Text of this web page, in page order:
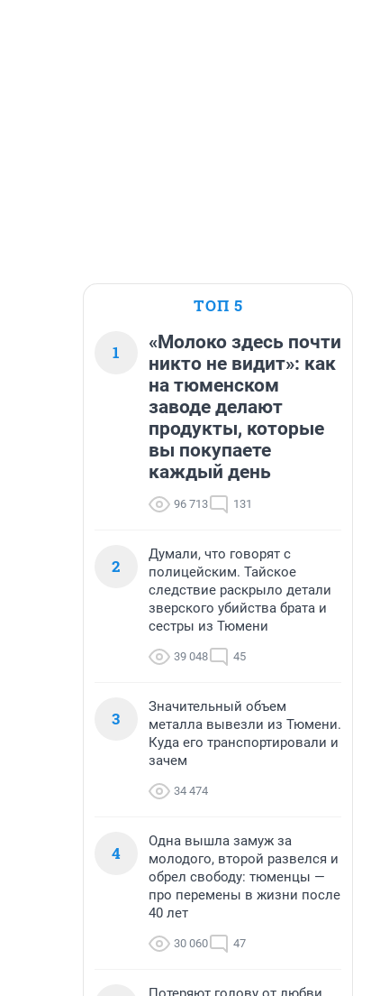
ТОП 5
1
«Молоко здесь почти
никто не видит»: как
на тюменском
заводе делают
продукты, которые
вы покупаете
каждый день
96 713 131
2
Думали, что говорят с
полицейским. Тайское
следствие раскрыло детали
зверского убийства брата и
сестры из Тюмени
39 048 45
3
Значительный объем
металла вывезли из Тюмени.
Куда его транспортировали и
зачем
34 474
4
Одна вышла замуж за
молодого, второй развелся и
обрел свободу: тюменцы —
про перемены в жизни после
40 лет
30 060 47